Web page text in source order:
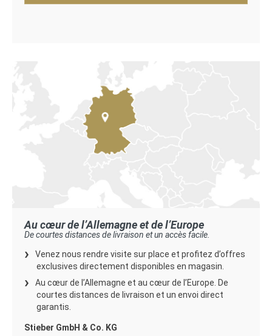
Au cœur de l’Allemagne et de l’Europe
De courtes distances de livraison et un accès facile.
Venez nous rendre visite sur place et profitez d’offres
exclusives directement disponibles en magasin.
Au cœur de l’Allemagne et au cœur de l’Europe. De
courtes distances de livraison et un envoi direct
garantis.
Stieber GmbH & Co. KG